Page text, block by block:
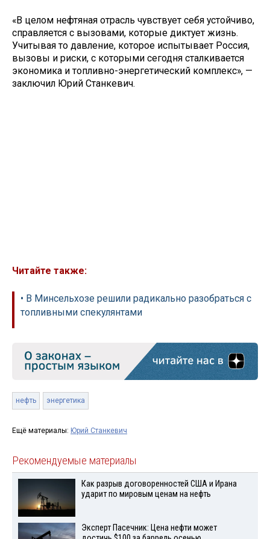
«В целом нефтяная отрасль чувствует себя устойчиво,
справляется с вызовами, которые диктует жизнь.
Учитывая то давление, которое испытывает Россия,
вызовы и риски, с которыми сегодня сталкивается
экономика и топливно-энергетический комплекс», —
заключил Юрий Станкевич.
Читайте также:
• В Минсельхозе решили радикально разобраться с
топливными спекулянтами
нефть энергетика
Ещё материалы: Юрий Станкевич
Рекомендуемые материалы
Как разрыв договоренностей США и Ирана
ударит по мировым ценам на нефть
Эксперт Пасечник: Цена нефти может